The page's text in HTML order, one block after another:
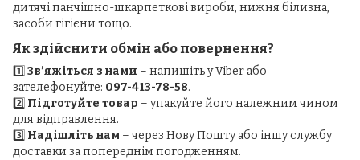
дитячі панчішно-шкарпеткові вироби, нижня білизна,
засоби гігієни тощо.
Як здійснити обмін або повернення?
1️⃣ Зв’яжіться з нами – напишіть у Viber або
зателефонуйте: 097-413-78-58.
2️⃣ Підготуйте товар – упакуйте його належним чином
для відправлення.
3️⃣ Надішліть нам – через Нову Пошту або іншу службу
доставки за попереднім погодженням.